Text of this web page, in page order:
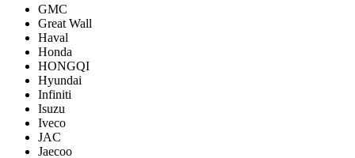
GMC
Great Wall
Haval
Honda
HONGQI
Hyundai
Infiniti
Isuzu
Iveco
JAC
Jaecoo